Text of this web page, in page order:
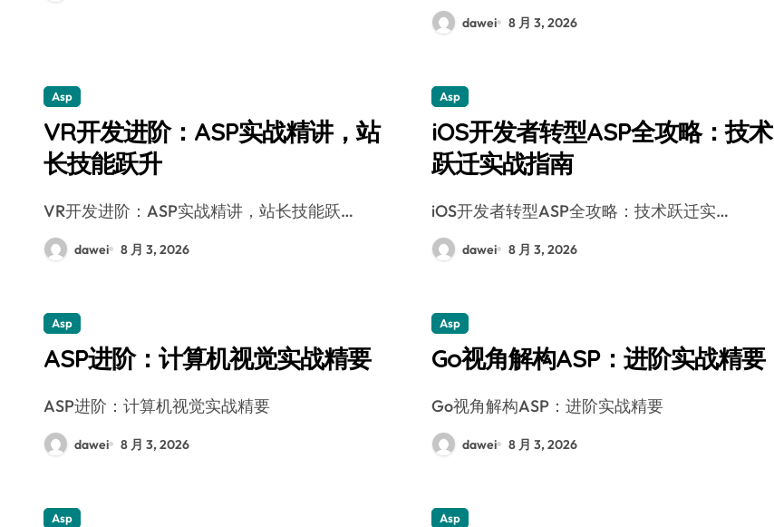
dawei 8 月 3, 2026
Asp
VR开发进阶：ASP实战精讲，站
长技能跃升
VR开发进阶：ASP实战精讲，站长技能跃…
dawei 8 月 3, 2026
Asp
iOS开发者转型ASP全攻略：技术
跃迁实战指南
iOS开发者转型ASP全攻略：技术跃迁实…
dawei 8 月 3, 2026
Asp
ASP进阶：计算机视觉实战精要
ASP进阶：计算机视觉实战精要
dawei 8 月 3, 2026
Asp
Go视角解构ASP：进阶实战精要
Go视角解构ASP：进阶实战精要
dawei 8 月 3, 2026
Asp Asp